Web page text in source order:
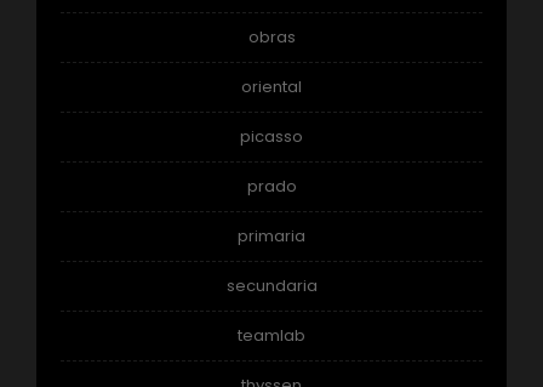
obras
oriental
picasso
prado
primaria
secundaria
teamlab